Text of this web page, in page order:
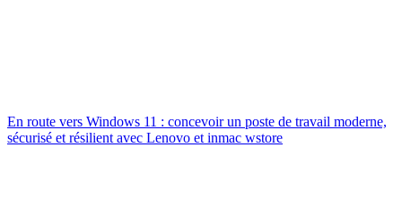
En route vers Windows 11 : concevoir un poste de travail moderne,
sécurisé et résilient avec Lenovo et inmac wstore